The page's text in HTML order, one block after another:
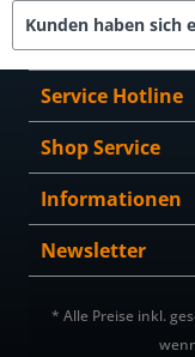
Kunden haben sich
Service Hotline
Shop Service
Informationen
Newsletter
* Alle Preise inkl.